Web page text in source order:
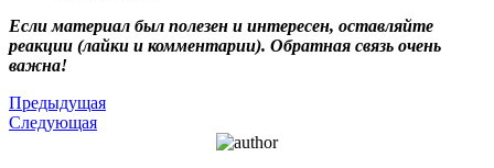
Если материал был полезен и интересен, оставляйте
реакции (лайки и комментарии). Обратная связь очень
важна!
Предыдущая
Следующая